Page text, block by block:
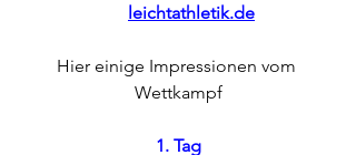
leichtathletik.de
Hier einige Impressionen vom
Wettkampf
1. Tag